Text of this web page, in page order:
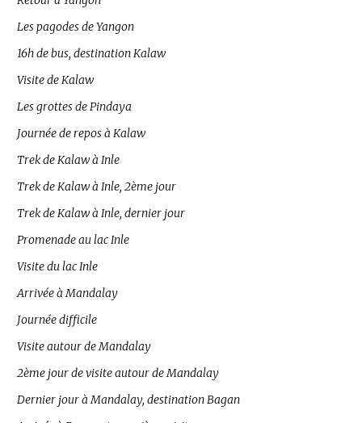
Les pagodes de Yangon
16h de bus, destination Kalaw
Visite de Kalaw
Les grottes de Pindaya
Journée de repos à Kalaw
Trek de Kalaw à Inle
Trek de Kalaw à Inle, 2ème jour
Trek de Kalaw à Inle, dernier jour
Promenade au lac Inle
Visite du lac Inle
Arrivée à Mandalay
Journée difficile
Visite autour de Mandalay
2ème jour de visite autour de Mandalay
Dernier jour à Mandalay, destination Bagan